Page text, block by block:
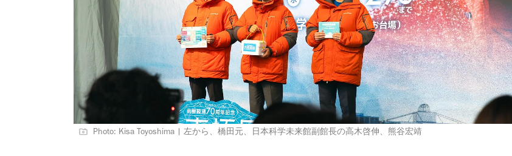
Photo: Kisa Toyoshima | 左から、橋田元、日本科学未来館副館長の高木啓伸、熊谷宏靖